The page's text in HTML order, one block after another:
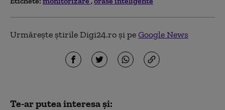
Urmărește știrile Digi24.ro și peGoogle News
Te-ar putea interesa și: